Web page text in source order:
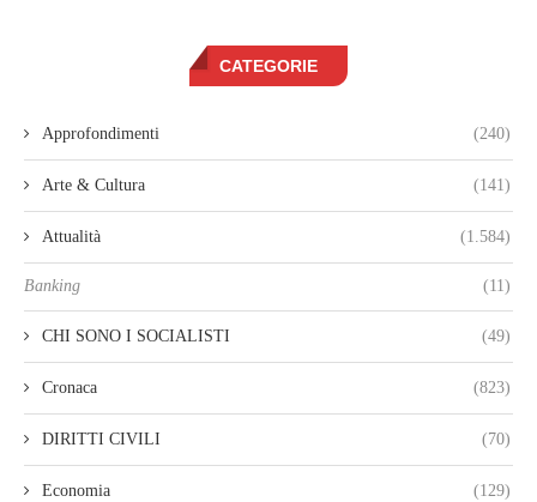
CATEGORIE
Approfondimenti (240)
Arte & Cultura (141)
Attualità (1.584)
Banking (11)
CHI SONO I SOCIALISTI (49)
Cronaca (823)
DIRITTI CIVILI (70)
Economia (129)